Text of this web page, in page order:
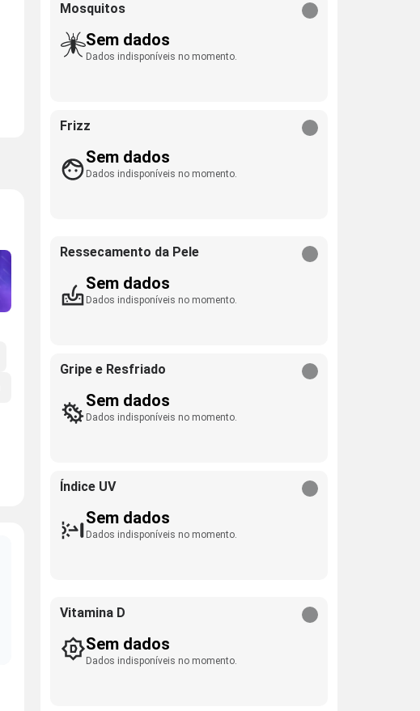
Mosquitos
Sem dados
Dados indisponíveis no momento.
Frizz
Sem dados
Dados indisponíveis no momento.
Ressecamento da Pele
Sem dados
Dados indisponíveis no momento.
Gripe e Resfriado
Sem dados
Dados indisponíveis no momento.
Índice UV
Sem dados
Dados indisponíveis no momento.
Vitamina D
Sem dados
Dados indisponíveis no momento.